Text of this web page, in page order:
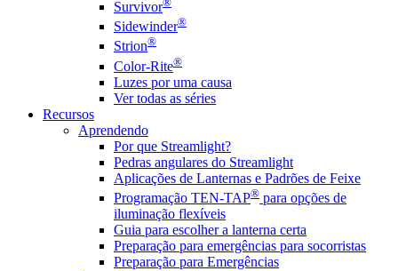
Survivor
Sidewinder®
Strion®
Color-Rite®
Luzes por uma causa
Ver todas as séries
Recursos
Aprendendo
Por que Streamlight?
Pedras angulares do Streamlight
Aplicações de Lanternas e Padrões de Feixe
Programação TEN-TAP® para opções de
iluminação flexíveis
Guia para escolher a lanterna certa
Preparação para emergências para socorristas
Preparação para Emergências